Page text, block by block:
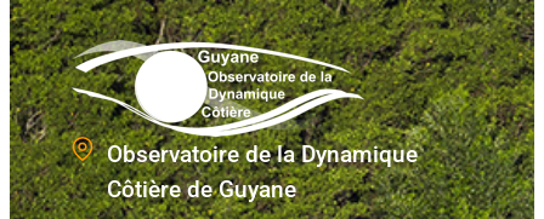
Observatoire de la Dynamique
Côtière de Guyane